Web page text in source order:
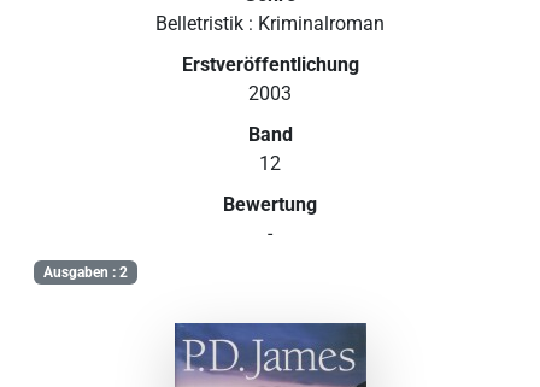
Belletristik : Kriminalroman
Erstveröffentlichung
2003
Band
12
Bewertung
-
Ausgaben : 2